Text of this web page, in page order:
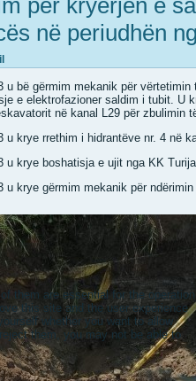
për kryerjen e
në periudhën
u bë gërmim mekanik për
e elektrofazioner saldim i tubit.
në kanal L29 për zbulimin
u krye rrethim i hidrantëve nr. 4 në
u krye boshatisja e ujit nga KK
u krye gërmim mekanik për
them are essential for the operation
this site and the user experience
whether you want to allow
them, you may not be able to